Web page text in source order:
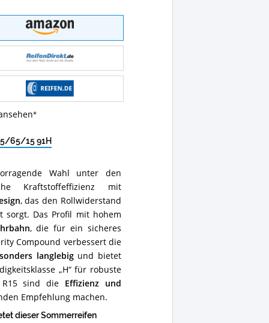
65/15 91H
Wahl unter den
Kraftstoffeffizienz mit
, das den Rollwiderstand
sorgt. Das Profil mit hohem
, die für ein sicheres
Compound verbessert die
langlebigund bietet
„H“ für robuste
R15 sind die Effizienz und
Empfehlung machen.
dieser Sommerreifen